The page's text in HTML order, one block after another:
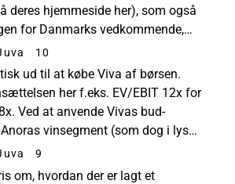
deres hjemmeside her), som også
for Danmarks vedkommende,
Nyhedsbrevet indeholder...
10
ud til at købe Viva af børsen.
her f.eks. EV/EBIT 12x for
Ved at anvende Vivas bud-
vinsegment (som dog i lyset
er ...
9
om, hvordan der er lagt et